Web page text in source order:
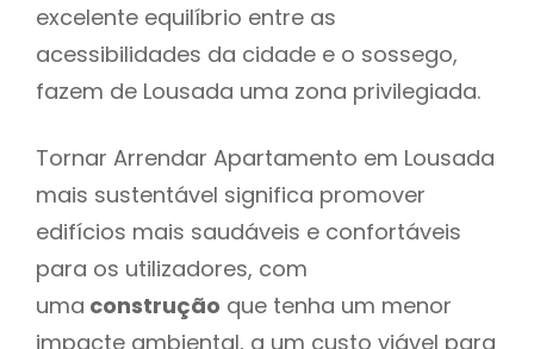
excelente equilíbrio entre as
acessibilidades da cidade e o sossego,
fazem de Lousada uma zona privilegiada.
Tornar Arrendar Apartamento em Lousada
mais sustentável significa promover
edifícios mais saudáveis e confortáveis
para os utilizadores, com
uma construção que tenha um menor
impacte ambiental, a um custo viável para